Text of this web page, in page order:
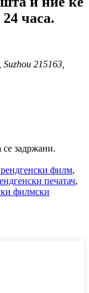
часа.
215163,
задржани.
филм,
печатач,
филмски